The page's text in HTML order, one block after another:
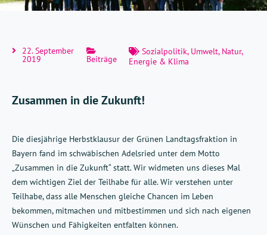
22. September
2019 Beiträge
Sozialpolitik, Umwelt, Natur,
Energie & Klima
Zusammen in die Zukunft!
Die diesjährige Herbstklausur der Grünen Landtagsfraktion in
Bayern fand im schwäbischen Adelsried unter dem Motto
„Zusammen in die Zukunft“ statt. Wir widmeten uns dieses Mal
dem wichtigen Ziel der Teilhabe für alle. Wir verstehen unter
Teilhabe, dass alle Menschen gleiche Chancen im Leben
bekommen, mitmachen und mitbestimmen und sich nach eigenen
Wünschen und Fähigkeiten entfalten können.